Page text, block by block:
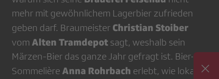
mehr mit gewöhnlichem Lagerbier zufrieden
geben darf. Braumeister Christian Stoiber
vom Alten Tramdepot sagt, weshalb sein
Märzen-Bier das ganze Jahr gefragt ist. Bier-
Sommelière Anna Rohrbach erlebt, wie lokale